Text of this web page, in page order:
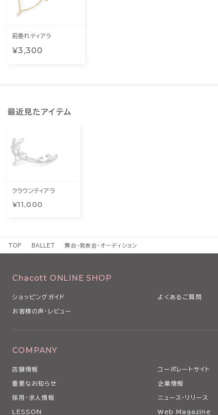
前垂れティアラ
¥3,300
最近見たアイテム
クラウンティアラ
¥11,000
TOP BALLET 舞台・発表会・オーディション
Chacott ONLINE SHOP
ショッピングガイド よくあるご質問
お客様の声・レビュー
COMPANY
店舗情報 コーポレートサイト
重要なお知らせ 企業情報
採用・求人情報 ニュース・リリース
LESSON Web Magazine